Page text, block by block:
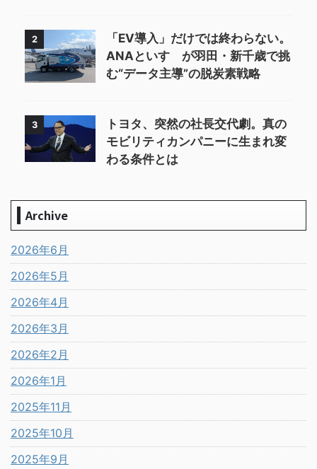
2
「EV導入」だけでは終わらない。
ANAといすゞが羽田・新千歳で挑
む“データ主導”の脱炭素戦略
3
トヨタ、突然の社長交代劇。真の
モビリティカンパニーに生まれ変
わる条件とは
Archive
2026年6月
2026年5月
2026年4月
2026年3月
2026年2月
2026年1月
2025年11月
2025年10月
2025年9月